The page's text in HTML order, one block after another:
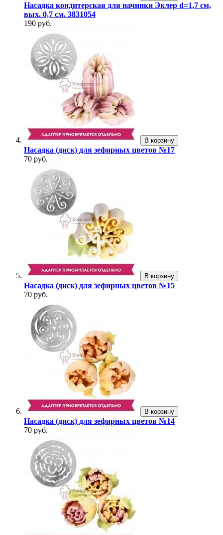
Насадка кондитерская для начинки Эклер d=1,7 см,
вых. 0,7 см. 3831054
190 руб.
В корзину
Насадка (диск) для зефирных цветов №17
70 руб.
В корзину
Насадка (диск) для зефирных цветов №15
70 руб.
В корзину
Насадка (диск) для зефирных цветов №14
70 руб.